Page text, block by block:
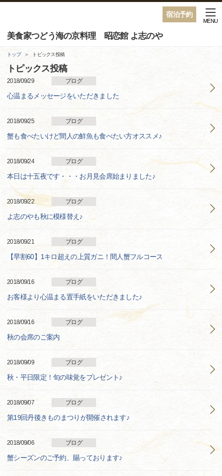
宿泊予約
美食家つどう海の京料理 昭恋館 よ志のや
MENU
トップ トピックス投稿
トピックス投稿
2018/09/29 ブログ
心温まるメッセージをいただきました
2018/09/25 ブログ
蟹も食べたいけど間人の鮮魚も食べたい方オススメ♪
2018/09/24 ブログ
本日は十五夜です・・・お月見会席始まりました♪
2018/09/22 ブログ
よ志のやも秋に模様替え♪
2018/09/21 ブログ
【早割60】1キロ超えの上質ガニ！間人蟹フルコース
2018/09/16 ブログ
お客様より心温まる置手紙をいただきました♪
2018/09/16 ブログ
秋の会席のご案内
2018/09/09 ブログ
秋・平日限定！旬の味覚をプレゼント♪
2018/09/07 ブログ
第19回丹後きものまつりが開催されます♪
2018/09/06 ブログ
蟹シーズンのご予約、賜っております♪